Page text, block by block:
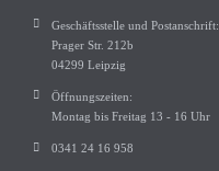
Geschäftsstelle und Postanschrift:
Prager Str. 212b
04299 Leipzig
Öffnungszeiten:
Montag bis Freitag 13 - 16 Uhr
0341 24 16 958